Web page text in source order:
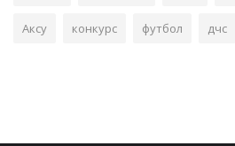
Аксу конкурс футбол дчс